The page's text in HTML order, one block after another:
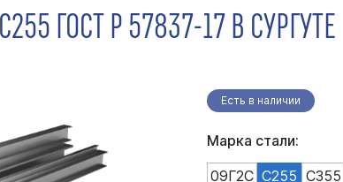
ГОСТ Р 57837-17 В СУРГУТЕ
Есть в наличии
Марка стали:
09Г2С С255 С355